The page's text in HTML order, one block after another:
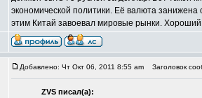
экономической политики. Её валюта
этим Китай завоевал мировые рынки.
Добавлено: Чт Окт 06, 2011 8:55 am Заголовок
ZVS писал(а):